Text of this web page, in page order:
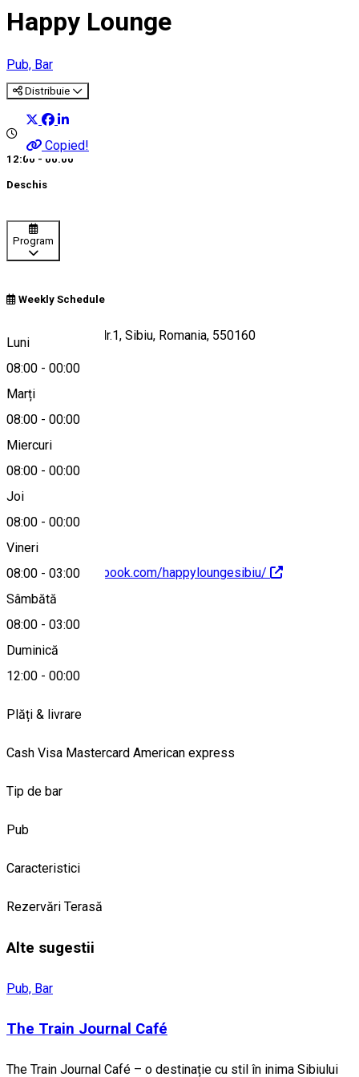
Happy Lounge
Pub, Bar
Distribuie
Copied!
12:00 - 00:00
Deschis
Program
Weekly Schedule
Luni
08:00 - 00:00
Marți
08:00 - 00:00
Miercuri
08:00 - 00:00
Joi
08:00 - 00:00
Vineri
08:00 - 03:00
Sâmbătă
08:00 - 03:00
Duminică
12:00 - 00:00
Str.Telefoanelor Nr.1, Sibiu, Romania, 550160
Hartă
https://www.facebook.com/happyloungesibiu/
Despre
Plăți & livrare
Cash Visa Mastercard American express
Tip de bar
Pub
Caracteristici
Rezervări Terasă
Alte sugestii
Pub, Bar
The Train Journal Café
The Train Journal Café – o destinație cu stil în inima Sibiului